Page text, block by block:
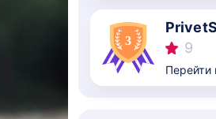
9
Перейти